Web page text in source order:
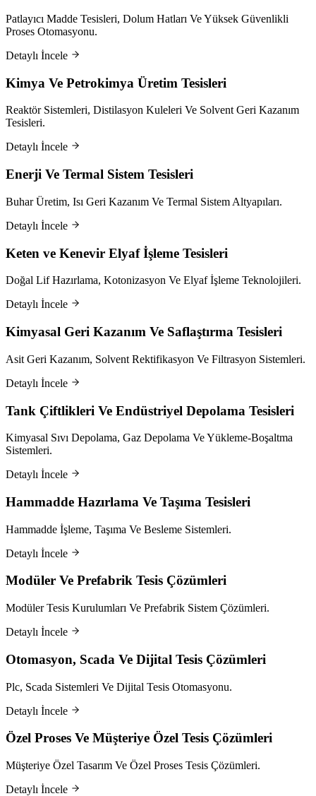
Patlayıcı Madde Tesisleri, Dolum Hatları Ve Yüksek Güvenlikli
Proses Otomasyonu.
Detaylı İncele
Kimya Ve Petrokimya Üretim Tesisleri
Reaktör Sistemleri, Distilasyon Kuleleri Ve Solvent Geri Kazanım
Tesisleri.
Detaylı İncele
Enerji Ve Termal Sistem Tesisleri
Buhar Üretim, Isı Geri Kazanım Ve Termal Sistem Altyapıları.
Detaylı İncele
Keten ve Kenevir Elyaf İşleme Tesisleri
Doğal Lif Hazırlama, Kotonizasyon Ve Elyaf İşleme Teknolojileri.
Detaylı İncele
Kimyasal Geri Kazanım Ve Saflaştırma Tesisleri
Asit Geri Kazanım, Solvent Rektifikasyon Ve Filtrasyon Sistemleri.
Detaylı İncele
Tank Çiftlikleri Ve Endüstriyel Depolama Tesisleri
Kimyasal Sıvı Depolama, Gaz Depolama Ve Yükleme-Boşaltma
Sistemleri.
Detaylı İncele
Hammadde Hazırlama Ve Taşıma Tesisleri
Hammadde İşleme, Taşıma Ve Besleme Sistemleri.
Detaylı İncele
Modüler Ve Prefabrik Tesis Çözümleri
Modüler Tesis Kurulumları Ve Prefabrik Sistem Çözümleri.
Detaylı İncele
Otomasyon, Scada Ve Dijital Tesis Çözümleri
Plc, Scada Sistemleri Ve Dijital Tesis Otomasyonu.
Detaylı İncele
Özel Proses Ve Müşteriye Özel Tesis Çözümleri
Müşteriye Özel Tasarım Ve Özel Proses Tesis Çözümleri.
Detaylı İncele